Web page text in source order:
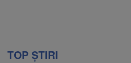
TOP ȘTIRI